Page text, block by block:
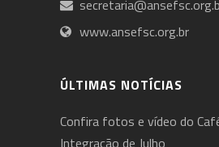
www.ansefsc.org.br
ÚLTIMAS NOTÍCIAS
Confira fotos e vídeo do
Integração de Julho